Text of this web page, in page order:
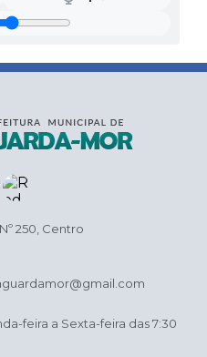
250, Centro
feira a Sexta-feira das 7:30